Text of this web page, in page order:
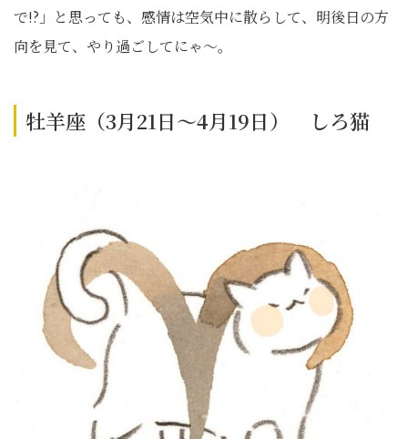
で!?」と思っても、感情は空気中に散らして、明後日の方
向を見て、やり過ごしてにゃ～。
牡羊座（3月21日～4月19日） しろ猫